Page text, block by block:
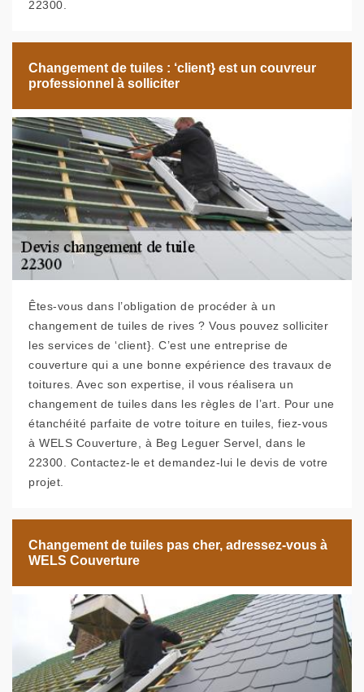
22300.
Changement de tuiles : ‘client} est un couvreur
professionnel à solliciter
Êtes-vous dans l’obligation de procéder à un
changement de tuiles de rives ? Vous pouvez solliciter
les services de ‘client}. C’est une entreprise de
couverture qui a une bonne expérience des travaux de
toitures. Avec son expertise, il vous réalisera un
changement de tuiles dans les règles de l’art. Pour une
étanchéité parfaite de votre toiture en tuiles, fiez-vous
à WELS Couverture, à Beg Leguer Servel, dans le
22300. Contactez-le et demandez-lui le devis de votre
projet.
Changement de tuiles pas cher, adressez-vous à
WELS Couverture